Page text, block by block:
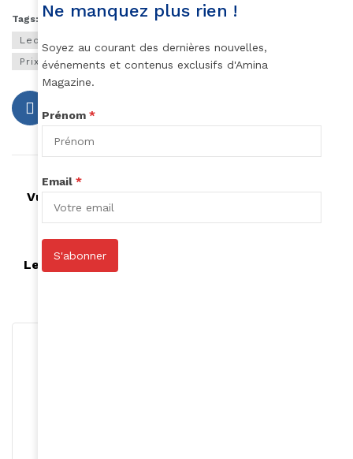
Tags:
Amira ghenim
Ledesastre delamaisondesnotables
Prix Fragonard
Romans Tunisie
Vues d'Afrique, un festival cinématographique
Le Rallye Aïcha des Gazelles célèbre sa 34ème
Ne manquez plus rien !
Soyez au courant des dernières nouvelles,
événements et contenus exclusifs d'Amina
Magazine.
Prénom *
Email *
S'abonner